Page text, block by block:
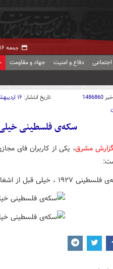
جمعه ۱۶ مرداد ۱۴۰۵ -
دفاع و امنیت جهاد و مقاومت
1486860 تاریخ انتشار: ۱۶ اردیبهشت ۱۴۰۲ - ۲۱:۵۵
سکه‌ی فلسطینی
مشرق، یکی از کاربران فای
۱۹۲۷ ، خیلی قبل از اشغال فلسطین